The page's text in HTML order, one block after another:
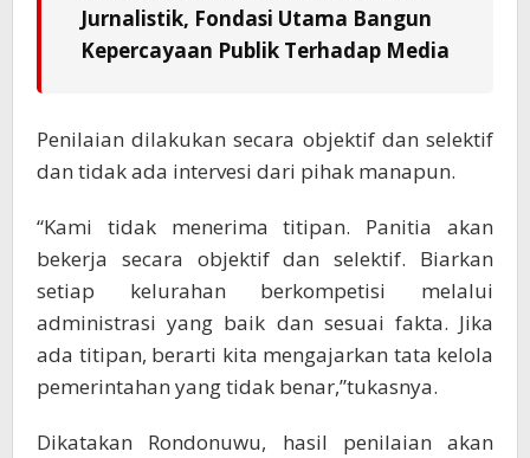
Jurnalistik, Fondasi Utama Bangun
Kepercayaan Publik Terhadap Media
Penilaian dilakukan secara objektif dan selektif
dan tidak ada intervesi dari pihak manapun.
“Kami tidak menerima titipan. Panitia akan
bekerja secara objektif dan selektif. Biarkan
setiap kelurahan berkompetisi melalui
administrasi yang baik dan sesuai fakta. Jika
ada titipan, berarti kita mengajarkan tata kelola
pemerintahan yang tidak benar,”tukasnya.
Dikatakan Rondonuwu, hasil penilaian akan